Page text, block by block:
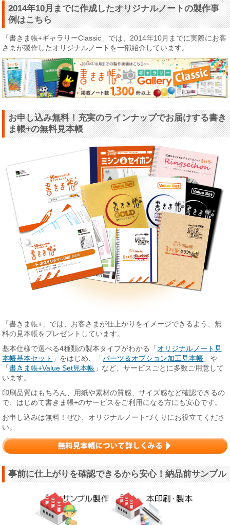
2014年10月までに作成したオリジナルノートの製作事
例はこちら
「書きま帳+ギャラリーClassic」では、2014年10月までに実際にお客
さまが製作したオリジナルノートを一部紹介しています。
お申し込み無料！充実のラインナップでお届けする書き
ま帳+の無料見本帳
「書きま帳+」では、お客さまが仕上がりをイメージできるよう、無
料の見本帳をプレゼントしています。
基本仕様で選べる4種類の製本タイプがわかる「 オリジナルノート見
本帳基本セット 」をはじめ、「パーツ＆オプション加工見本帳 」や
「書きま帳+Value Set見本帳 」など、サービスごとに多数ご用意して
います。
印刷品質はもちろん、用紙や素材の質感、サイズ感など確認できるの
で、はじめて書きま帳+のサービスをご利用になる方にも安心です。
お申し込みは無料！ぜひ、オリジナルノートづくりにお役立てくださ
い。
事前に仕上がりを確認できるから安心！納品前サンプル